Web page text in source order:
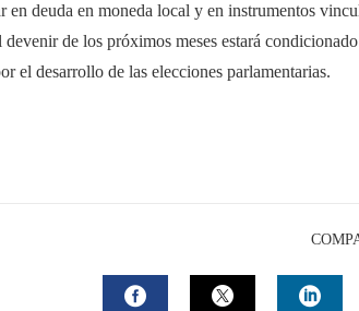
en deuda en moneda local y en instrumentos
de los próximos meses estará
el desarrollo de las elecciones parlamentarias.